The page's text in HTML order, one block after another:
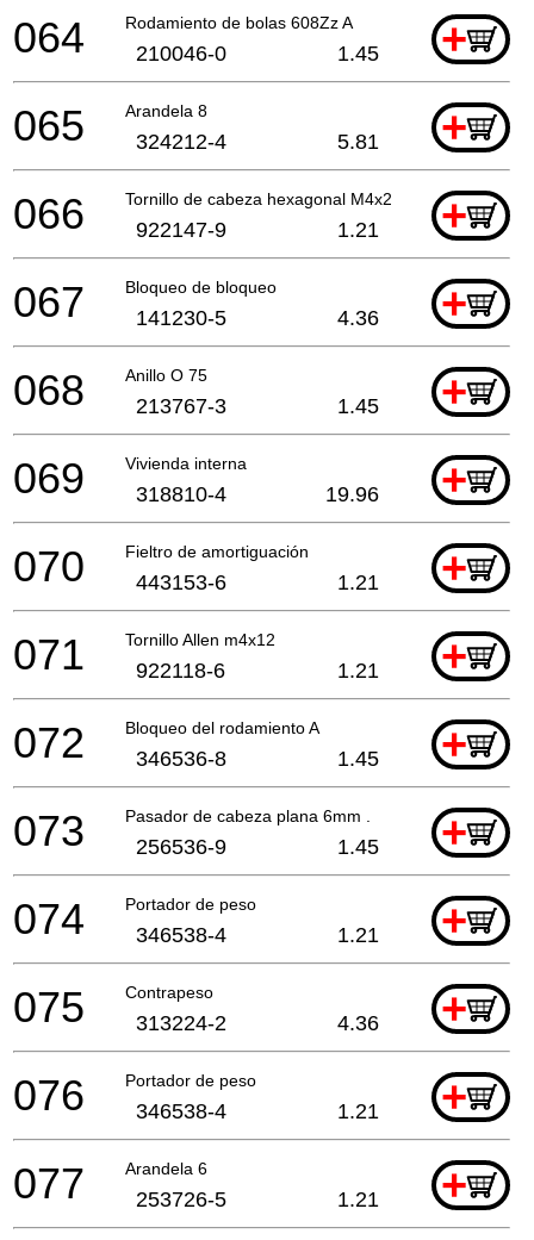
Rodamiento de bolas 608Zz A +
064 210046-0 1.45
Arandela 8 +
065 324212-4 5.81
Tornillo de cabeza hexagonal M4x25 +
066 922147-9 1.21
Bloqueo de bloqueo +
067 141230-5 4.36
Anillo O 75 +
068 213767-3 1.45
Vivienda interna +
069 318810-4 19.96
Fieltro de amortiguación +
070 443153-6 1.21
Tornillo Allen m4x12 +
071 922118-6 1.21
Bloqueo del rodamiento A +
072 346536-8 1.45
Pasador de cabeza plana 6mm . +
073 256536-9 1.45
Portador de peso +
074 346538-4 1.21
Contrapeso +
075 313224-2 4.36
Portador de peso +
076 346538-4 1.21
Arandela 6 +
077 253726-5 1.21